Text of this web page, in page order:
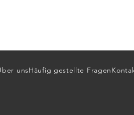
unsHäufig gestellte Fragen